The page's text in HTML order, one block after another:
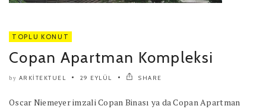
TOPLU KONUT
Copan Apartman Kompleksi
by ARKITEKTUEL 29 EYLÜL SHARE
Oscar Niemeyer imzali Copan Binası ya da Copan Apartman